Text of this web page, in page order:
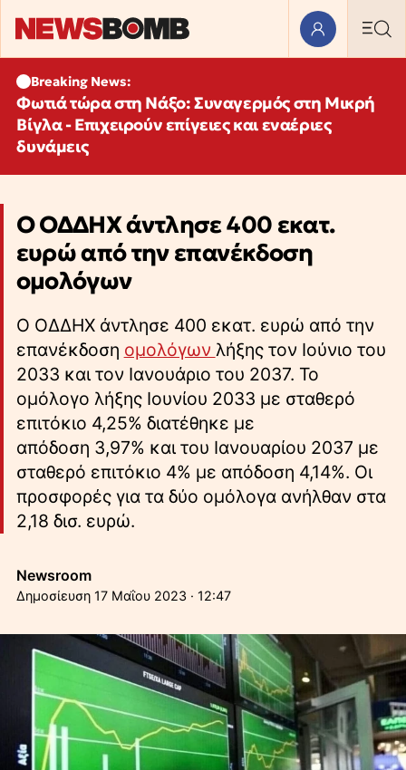
Breaking News:
Φωτιά τώρα στη Νάξο: Συναγερμός στη Μικρή
Βίγλα - Επιχειρούν επίγειες και εναέριες
δυνάμεις
Ο ΟΔΔΗΧ άντλησε 400 εκατ.
ευρώ από την επανέκδοση
ομολόγων
Ο ΟΔΔΗΧ άντλησε 400 εκατ. ευρώ από την
επανέκδοση ομολόγων λήξης τον Ιούνιο του
2033 και τον Ιανουάριο του 2037. Το
ομόλογο λήξης Ιουνίου 2033 με σταθερό
επιτόκιο 4,25% διατέθηκε με
απόδοση 3,97% και του Ιανουαρίου 2037 με
σταθερό επιτόκιο 4% με απόδοση 4,14%. Οι
προσφορές για τα δύο ομόλογα ανήλθαν στα
2,18 δισ. ευρώ.
Newsroom
17 Μαΐου 2023 · 12:47